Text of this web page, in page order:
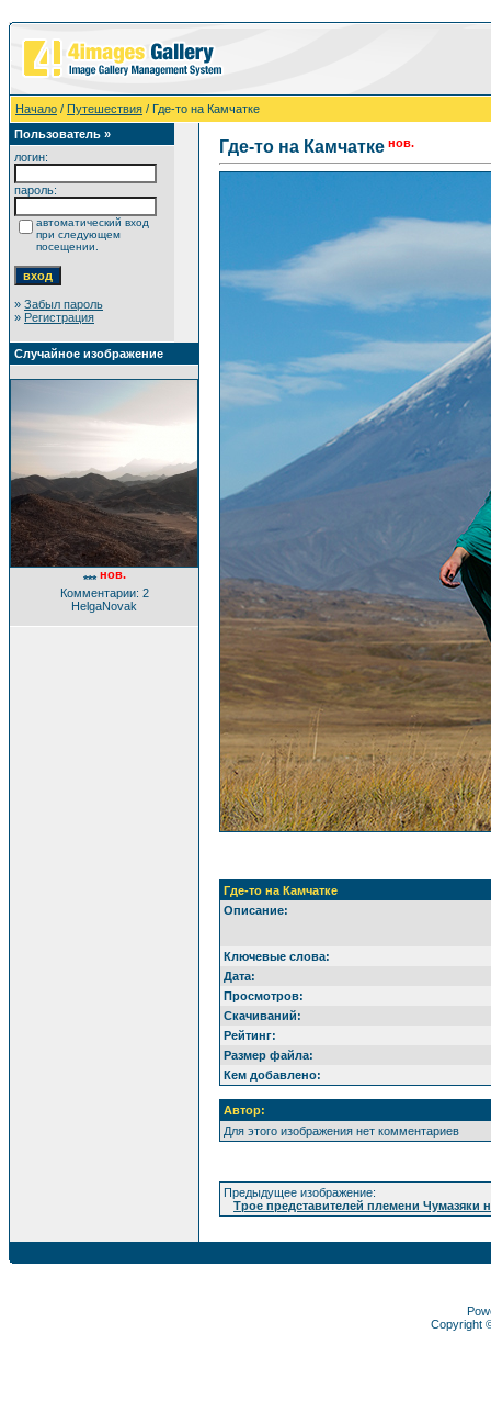
Начало / Путешествия / Где-то на Камчатке
Пользователь »
логин:
пароль:
автоматический вход
при следующем
посещении.
» Забыл пароль
» Регистрация
Случайное изображение
*** нов.
Комментарии: 2
HelgaNovak
Где-то на Камчатке нов.
Где-то на Камчатке
Описание:
Ключевые слова:
Дата:
Просмотров:
Скачиваний:
Рейтинг:
Размер файла:
Кем добавлено:
Автор:
Для этого изображения нет комментариев
Предыдущее изображение:
Трое представителей племени Чумазяки
Copyright